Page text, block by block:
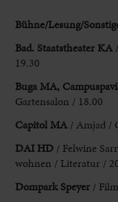
Bühne/Lesung/
Bad. Staatstheater KA
19.30
Buga MA,
Gartensalon / 18.00
Capitol MA / Amjad /
DAI HD / Felwine
wohnen / Literatur /
Dompark Speyer /